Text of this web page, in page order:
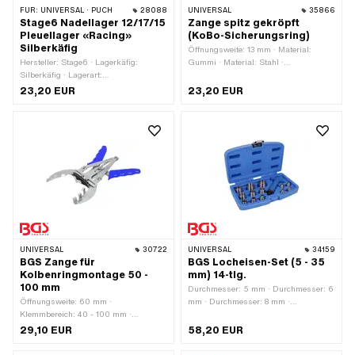
FÜR: UNIVERSAL · PUCH 28088
Stage6 Nadellager 12/17/15
Pleuellager «Racing»
Silberkäfig
Hersteller: Stage6 · Lagerkäfig:
Silberkäfig · Lagerart:
Nadellagerkranz · Breite: 15 mm · Ø
innen: 12 mm · Ø aussen: 17 mm ·
23,20 EUR
UNIVERSAL 35866
Zange spitz gekröpft
(KoBo-Sicherungsring)
Öffnungsweite: 13 mm · Material:
Gummi · Material: Stahl ·
· Breite: 85 mm · Höhe: 10.5 mm
23,20 EUR
UNIVERSAL 30722
BGS Zange für
Kolbenringmontage 50 -
100 mm
Öffnungsweite: 60 mm ·
Klemmbereich: 40 - 100 mm ·
Hersteller: BGS · Material: Stahl ·
Oberfläche: verzinkt (blau) ·
29,10 EUR
UNIVERSAL 34159
BGS Locheisen-Set (5 - 35
mm) 14-tlg.
Durchmesser: 5 mm · Durchmesser: 6
mm · Durchmesser: 8 mm ·
11 mm · Durchmesser: 13 mm ·
Durchmesser: 16 mm · Durchmesser:
58,20 EUR